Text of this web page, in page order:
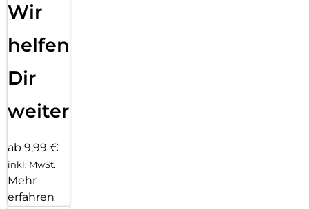
Wir
helfen
Dir
weiter
ab 9,99 €
inkl. MwSt.
Mehr
erfahren